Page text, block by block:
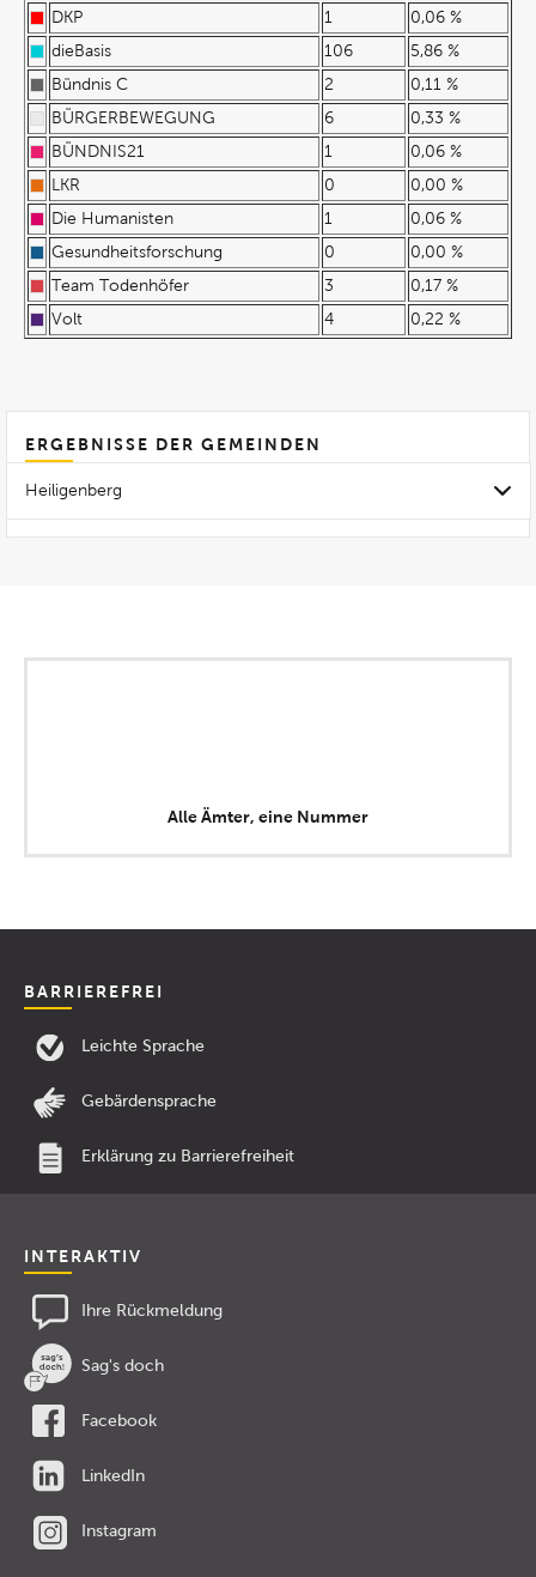
DKP
1
0,06 %
dieBasis
106
5,86 %
Bündnis C
2
0,11 %
BÜRGERBEWEGUNG
6
0,33 %
BÜNDNIS21
1
0,06 %
LKR
0
0,00 %
Die Humanisten
1
0,06 %
Gesundheitsforschung
0
0,00 %
Team Todenhöfer
3
0,17 %
Volt
4 0,22 %
ERGEBNISSE DER GEMEINDEN
Heiligenberg
Alle Ämter, eine Nummer
BARRIEREFREI
Leichte Sprache
Gebärdensprache
Erklärung zu Barrierefreiheit
INTERAKTIV
Ihre Rückmeldung
Sag's doch
Facebook
LinkedIn
Instagram